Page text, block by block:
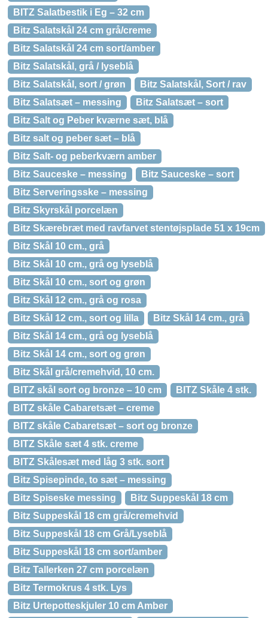
BITZ Salatbestik i Eg – 32 cm
Bitz Salatskål 24 cm grå/creme
Bitz Salatskål 24 cm sort/amber
Bitz Salatskål, grå / lyseblå
Bitz Salatskål, sort / grøn
Bitz Salatskål, Sort / rav
Bitz Salatsæt – messing
Bitz Salatsæt – sort
Bitz Salt og Peber kværne sæt, blå
Bitz salt og peber sæt – blå
Bitz Salt- og peberkværn amber
Bitz Sauceske – messing
Bitz Sauceske – sort
Bitz Serveringsske – messing
Bitz Skyrskål porcelæn
Bitz Skærebræt med ravfarvet stentøjsplade 51 x 19cm
Bitz Skål 10 cm., grå
Bitz Skål 10 cm., grå og lyseblå
Bitz Skål 10 cm., sort og grøn
Bitz Skål 12 cm., grå og rosa
Bitz Skål 12 cm., sort og lilla
Bitz Skål 14 cm., grå
Bitz Skål 14 cm., grå og lyseblå
Bitz Skål 14 cm., sort og grøn
Bitz Skål grå/cremehvid, 10 cm.
BITZ skål sort og bronze – 10 cm
BITZ Skåle 4 stk.
BITZ skåle Cabaretsæt – creme
BITZ skåle Cabaretsæt – sort og bronze
BITZ Skåle sæt 4 stk. creme
BITZ Skålesæt med låg 3 stk. sort
Bitz Spisepinde, to sæt – messing
Bitz Spiseske messing
Bitz Suppeskål 18 cm
Bitz Suppeskål 18 cm grå/cremehvid
Bitz Suppeskål 18 cm Grå/Lyseblå
Bitz Suppeskål 18 cm sort/amber
Bitz Tallerken 27 cm porcelæn
Bitz Termokrus 4 stk. Lys
Bitz Urtepotteskjuler 10 cm Amber